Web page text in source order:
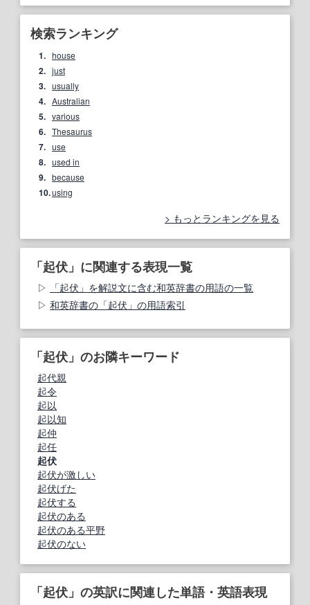
検索ランキング
1. house
2. just
3. usually
4. Australian
5. various
6. Thesaurus
7. use
8. used in
9. because
10.using
もっとランキングを見る
「起伏」に関連する表現一覧
「起伏」を解説文に含む和英辞書の用語の一覧
和英辞書の「起伏」の用語索引
「起伏」のお隣キーワード
起代親
起令
起以
起以知
起仲
起任
起伏
起伏が激しい
起伏げた
起伏する
起伏のある
起伏のある平野
起伏のない
「起伏」の英訳に関連した単語・英語表現